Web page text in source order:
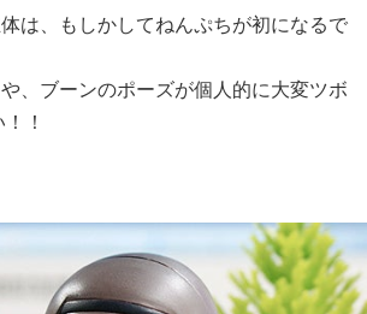
は、もしかしてねんぷちが初になるで
、ブーンのポーズが個人的に大変ツボ
！